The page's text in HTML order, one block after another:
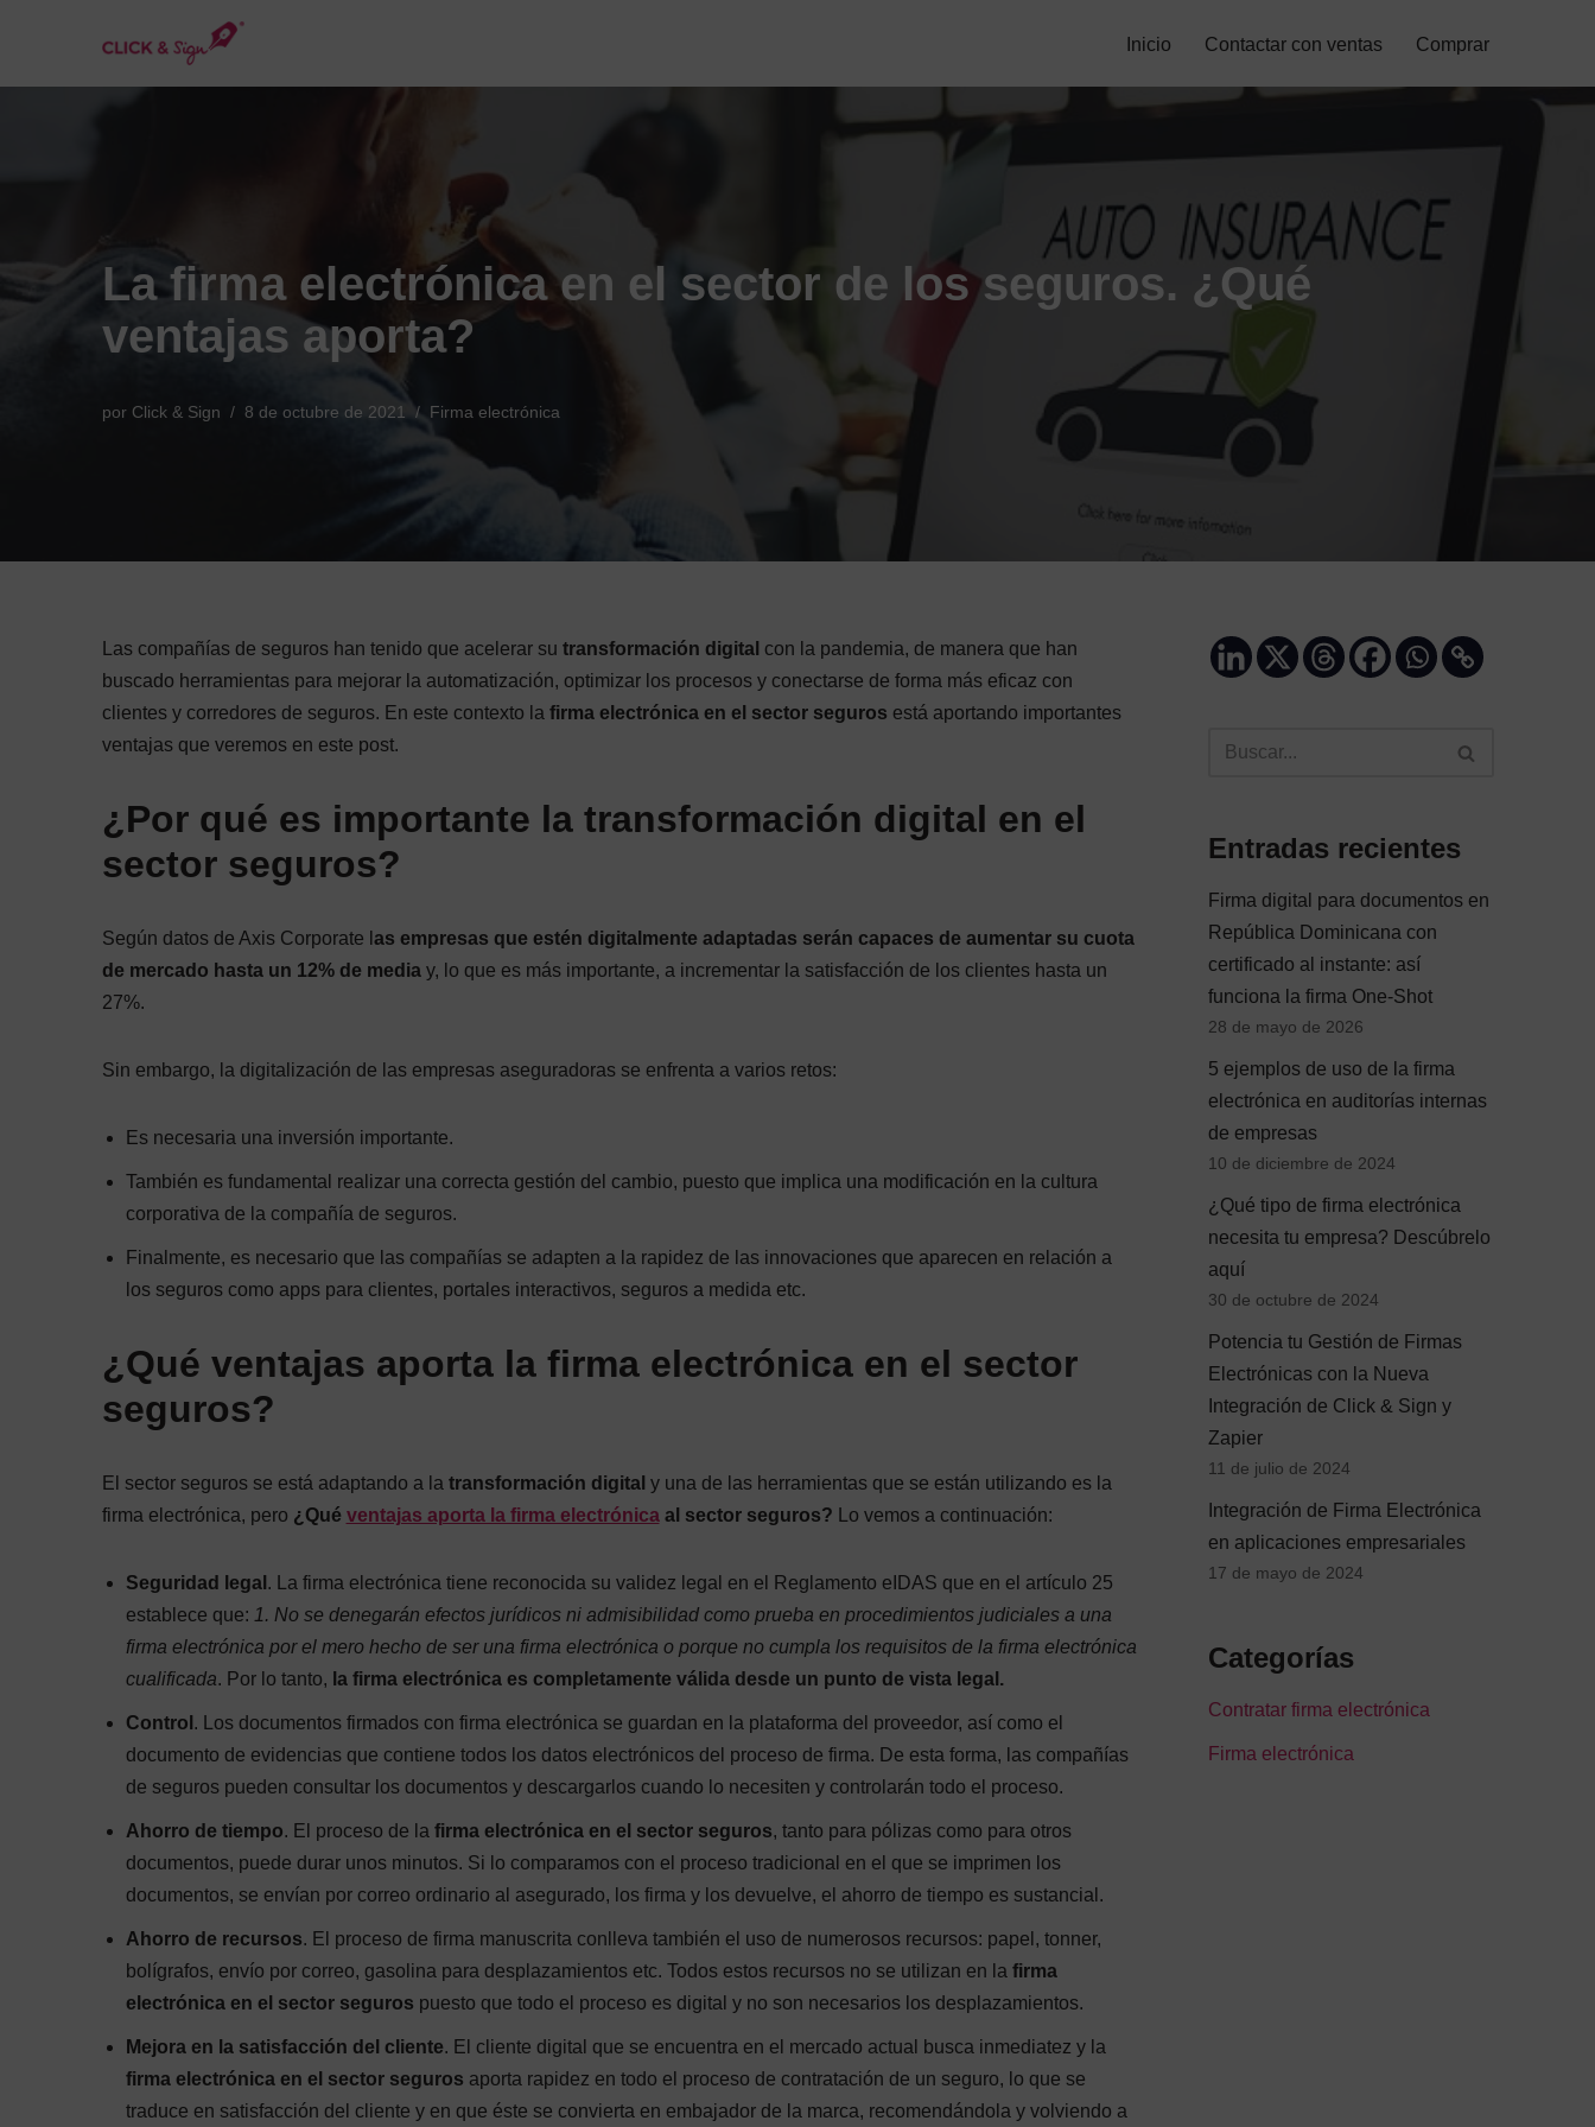
Inicio Contactar con ventas Comprar
La firma electrónica en el sector de los seguros. ¿Qué
ventajas aporta?
por Click & Sign 8 de octubre de 2021 Firma electrónica
Las compañías de seguros han tenido que acelerar su transformación digital con la pandemia, de manera que han
buscado herramientas para mejorar la automatización, optimizar los procesos y conectarse de forma más eficaz con
clientes y corredores de seguros. En este contexto la firma electrónica en el sector seguros está aportando importantes
ventajas que veremos en este post.
¿Por qué es importante la transformación digital en el
sector seguros?
Según datos de Axis Corporate l as empresas que estén digitalmente adaptadas serán capaces de aumentar su cuota
de mercado hasta un 12% de media y, lo que es más importante, a incrementar la satisfacción de los clientes hasta un
27%.
Sin embargo, la digitalización de las empresas aseguradoras se enfrenta a varios retos:
Es necesaria una inversión importante.
También es fundamental realizar una correcta gestión del cambio, puesto que implica una modificación en la cultura
corporativa de la compañía de seguros.
Finalmente, es necesario que las compañías se adapten a la rapidez de las innovaciones que aparecen en relación a
los seguros como apps para clientes, portales interactivos, seguros a medida etc.
¿Qué ventajas aporta la firma electrónica en el sector
seguros?
El sector seguros se está adaptando a la transformación digital y una de las herramientas que se están utilizando es la
firma electrónica, pero ¿Qué ventajas aporta la firma electrónicaal sector seguros? Lo vemos a continuación:
Seguridad legal . La firma electrónica tiene reconocida su validez legal en el Reglamento eIDAS que en el artículo 25
establece que: 1. No se denegarán efectos jurídicos ni admisibilidad como prueba en procedimientos judiciales a una
firma electrónica por el mero hecho de ser una firma electrónica o porque no cumpla los requisitos de la firma electrónica
cualificada. Por lo tanto, la firma electrónica es completamente válida desde un punto de vista legal.
Control . Los documentos firmados con firma electrónica se guardan en la plataforma del proveedor, así como el
documento de evidencias que contiene todos los datos electrónicos del proceso de firma. De esta forma, las compañías
de seguros pueden consultar los documentos y descargarlos cuando lo necesiten y controlarán todo el proceso.
Ahorro de tiempo. El proceso de la firma electrónica en el sector seguros, tanto para pólizas como para otros
documentos, puede durar unos minutos. Si lo comparamos con el proceso tradicional en el que se imprimen los
documentos, se envían por correo ordinario al asegurado, los firma y los devuelve, el ahorro de tiempo es sustancial.
Ahorro de recursos. El proceso de firma manuscrita conlleva también el uso de numerosos recursos: papel, tonner,
bolígrafos, envío por correo, gasolina para desplazamientos etc. Todos estos recursos no se utilizan en la firma
electrónica en el sector seguros puesto que todo el proceso es digital y no son necesarios los desplazamientos.
Mejora en la satisfacción del cliente. El cliente digital que se encuentra en el mercado actual busca inmediatez y la
firma electrónica en el sector seguros aporta rapidez en todo el proceso de contratación de un seguro, lo que se
traduce en satisfacción del cliente y en que éste se convierta en embajador de la marca, recomendándola y volviendo a
Entradas recientes
Firma digital para documentos en
República Dominicana con
certificado al instante: así
funciona la firma One-Shot
28 de mayo de 2026
5 ejemplos de uso de la firma
electrónica en auditorías internas
de empresas
10 de diciembre de 2024
¿Qué tipo de firma electrónica
necesita tu empresa? Descúbrelo
aquí
30 de octubre de 2024
Potencia tu Gestión de Firmas
Electrónicas con la Nueva
Integración de Click & Sign y
Zapier
11 de julio de 2024
Integración de Firma Electrónica
en aplicaciones empresariales
17 de mayo de 2024
Categorías
Contratar firma electrónica
Firma electrónica